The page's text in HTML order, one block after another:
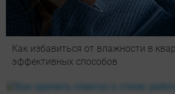
Как избавиться от влажности в
эффективных способов